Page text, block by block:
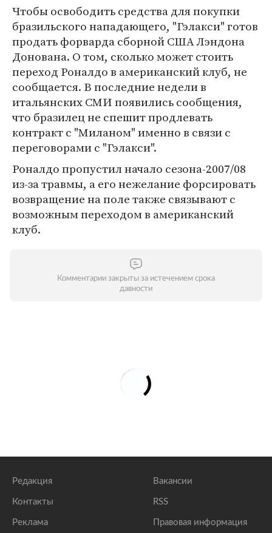
Чтобы освободить средства для покупки
бразильского нападающего, "Гэлакси" готов
продать форварда сборной США Лэндона
Донована. О том, сколько может стоить
переход Роналдо в американский клуб, не
сообщается. В последние недели в
итальянских СМИ появились сообщения,
что бразилец не спешит продлевать
контракт с "Миланом" именно в связи с
переговорами с "Гэлакси".
Роналдо пропустил начало сезона-2007/08
из-за травмы, а его нежелание форсировать
возвращение на поле также связывают с
возможным переходом в американский
клуб.
Комментарии закрыты за истечением срока
давности
Редакция
Контакты
Реклама
Вакансии
RSS
Правовая информация